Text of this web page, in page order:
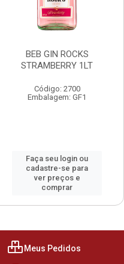
BEB GIN ROCKS
STRAMBERRY 1LT
Código: 2700
Embalagem: GF1
Faça seu login ou
cadastre-se para
ver preços e
comprar
Meus Pedidos